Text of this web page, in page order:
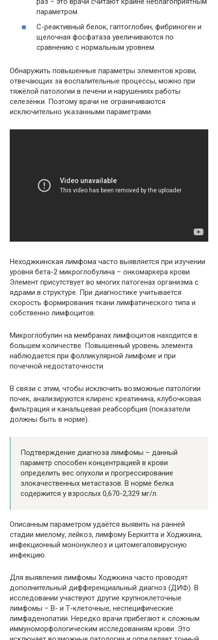
параметром.
С-реактивный белок, гаптоглобин, фибриноген и
щелочная фосфатаза увеличиваются по
сравнению с нормальным уровнем.
Обнаружить повышенные параметры элементов крови,
отвечающих за воспалительные процессы, можно при
тяжёлой патологии в печени и нарушениях работы
селезёнки. Поэтому врачи не ограничиваются
исключительно указанными параметрами.
Неходжкинская лимфома часто выявляется при изучении
уровня бета-2 микроглобулина – онкомаркера крови.
Элемент присутствует во многих патогенах организма с
ядрами в структуре. При диагностике учитывается
скорость формирования ткани лимфатического типа и
собственно лимфоцитов.
Микроглобулин на мембранах лимфоцитов находится в
большем количестве. Повышенный уровень элемента
наблюдается при фолликулярной лимфоме и при
почечной недостаточности.
В связи с этим, чтобы исключить возможные патологии
почек, анализируются клиренс креатинина, клубочковая
фильтрация и канальцевая реабсорбция (показатели
должны быть в норме).
Подтверждение диагноза лимфомы – данный
параметр способен концентрацией в крови
определить вес опухоли и прогрессирование
злокачественных метастазов. В норме белка
содержится у взрослых 0,670-2,329 мг/л.
Описанным параметром удаётся выявить на ранней
стадии миелому, лейкоз, лимфому Беркитта и Ходжкина,
инфекционный мононуклеоз и цитомегаловирусную
инфекцию.
Для выявления лимфомы Ходжкина часто проводят
дополнительный дифференциальный диагноз (ДИФ). В
исследовании участвуют другие крупноклеточные
лимфомы – В- и Т-клеточные, неспецифические
лимфаденопатии. Нередко врачи прибегают к сложным
иммуноморфологическим исследованиям крови. Это